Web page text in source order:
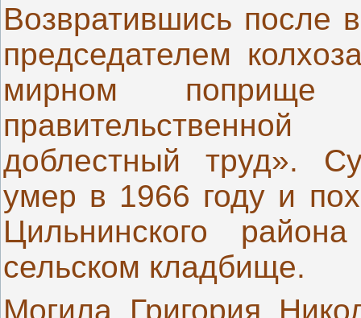
Возвратившись после
председателем
мирном
доблестный труд».
умер в 1966 году и
Цильнинского
сельском кладбище.
Могила Григория